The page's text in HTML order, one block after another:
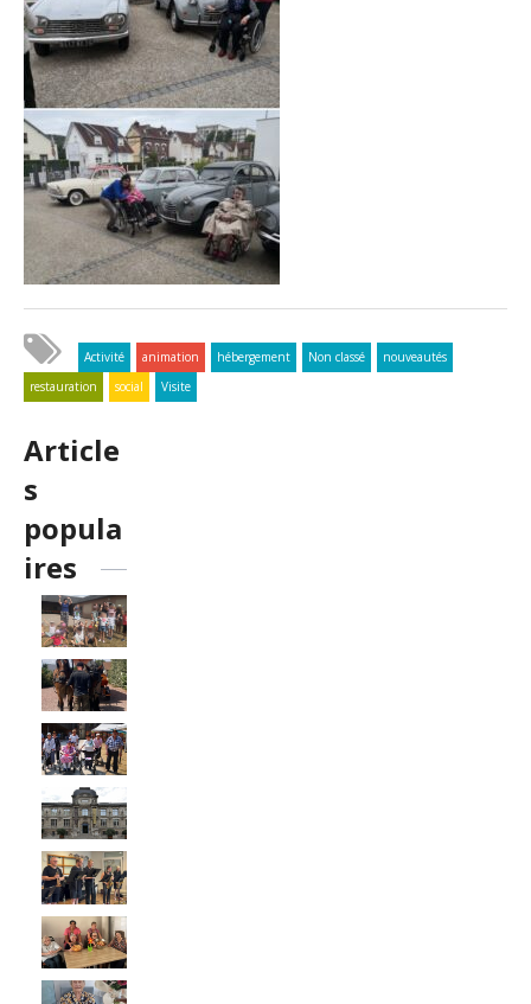
Activité animation hébergement Non classé
nouveautés
restauration
social Visite
Article
s
popula
ires